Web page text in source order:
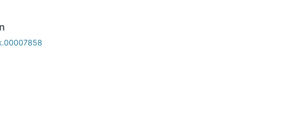
sich Kandinsky von den Philosophen
Nietzsche beeinflussen ließ.
Krise und den Symptomen
hat auf die Kunst gesetzt. Von der
die eine künstlerische
hat und für die Lebensführung des